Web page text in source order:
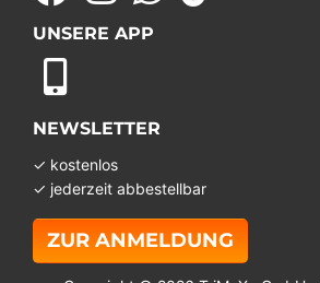
UNSERE APP
NEWSLETTER
✓ kostenlos
✓ jederzeit abbestellbar
ZUR ANMELDUNG